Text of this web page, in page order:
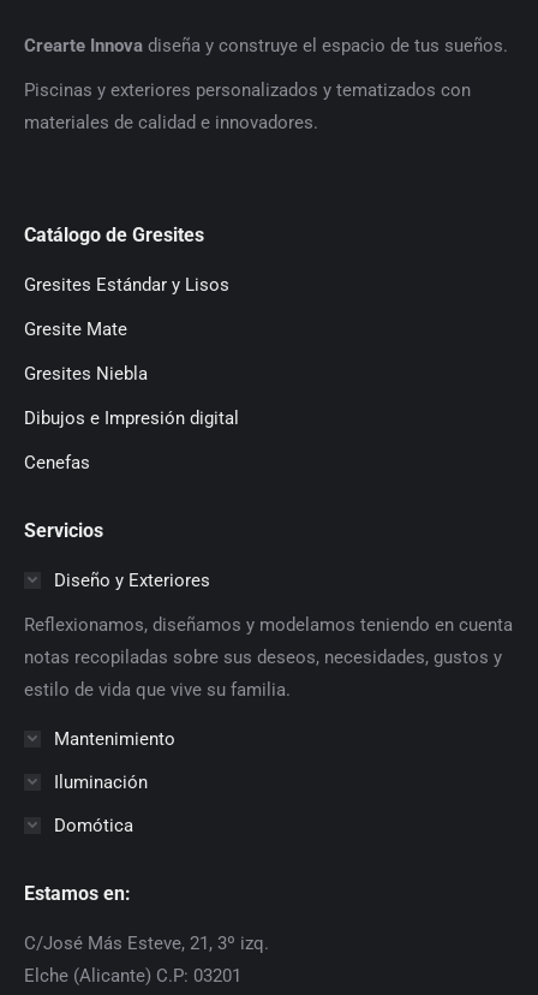
Crearte Innova diseña y construye el espacio de tus sueños.
Piscinas y exteriores personalizados y tematizados con
materiales de calidad e innovadores.
Catálogo de Gresites
Gresites Estándar y Lisos
Gresite Mate
Gresites Niebla
Dibujos e Impresión digital
Cenefas
Servicios
Diseño y Exteriores
Reflexionamos, diseñamos y modelamos teniendo en cuenta
notas recopiladas sobre sus deseos, necesidades, gustos y
estilo de vida que vive su familia.
Mantenimiento
Iluminación
Domótica
Estamos en:
C/José Más Esteve, 21, 3º izq.
Elche (Alicante) C.P: 03201